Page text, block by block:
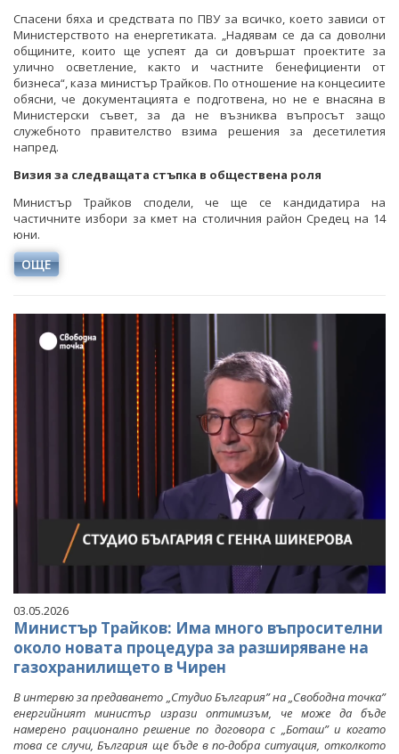
Спасени бяха и средствата по ПВУ за всичко, което зависи от
Министерството на енергетиката. „Надявам се да са доволни
общините, които ще успеят да си довършат проектите за
улично осветление, както и частните бенефициенти от
бизнеса“, каза министър Трайков. По отношение на концесиите
обясни, че документацията е подготвена, но не е внасяна в
Министерски съвет, за да не възниква въпросът защо
служебното правителство взима решения за десетилетия
напред.
Визия за следващата стъпка в обществена роля
Министър Трайков сподели, че ще се кандидатира на
частичните избори за кмет на столичния район Средец на 14
юни.
ОЩЕ
03.05.2026
Министър Трайков: Има много въпросителни
около новата процедура за разширяване на
газохранилището в Чирен
В интервю за предаването „Студио България” на „Свободна точка”
енергийният министър изрази оптимизъм, че може да бъде
намерено рационално решение по договора с „Боташ” и когато
това се случи, България ще бъде в по-добра ситуация, отколкото